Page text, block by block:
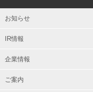
お知らせ
IR情報
企業情報
ご案内